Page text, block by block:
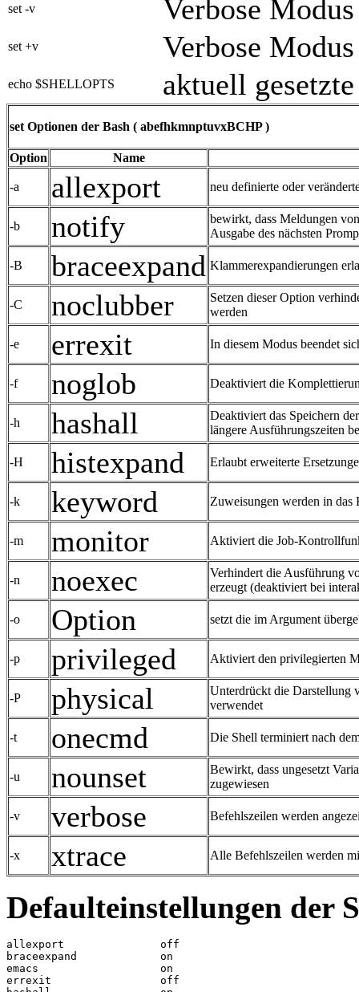
set -v Verbose
set +v Verbose
echo $SHELLOPTS aktuell
set Optionen der Bash ( abefhkmnptuvxBCHP )
Option Name
-a allexport neu definierte oder
-b notify
bewirkt, dass Meldungen
Ausgabe des nächsten
-B braceexpand Klammerexpandierungen
-C noclubber
Setzen dieser Option
werden
-e errexit In diesem Modus beendet
-f noglob Deaktiviert die
-h hashall
Deaktiviert das Speichern
längere Ausführungszeiten
-H histexpand Erlaubt erweiterte
-k keyword Zuweisungen werden in das
-m monitor Aktiviert die Job-
-n noexec
Verhindert die Ausführung
erzeugt (deaktiviert bei
-o Option setzt die im Argument
-p privileged Aktiviert den privilegierten
-P physical
Unterdrückt die Darstellung
verwendet
-t onecmd Die Shell terminiert nach
-u nounset
Bewirkt, dass ungesetzt
zugewiesen
-v verbose Befehlszeilen werden
-x xtrace Alle Befehlszeilen werden
Defaulteinstellungen der
allexport		off
braceexpand		on
emacs			on
errexit			off